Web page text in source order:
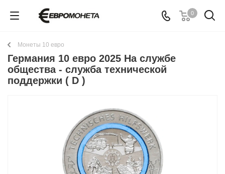
0
Монеты 10 евро
Германия 10 евро 2025 На службе
общества - служба технической
поддержки ( D )